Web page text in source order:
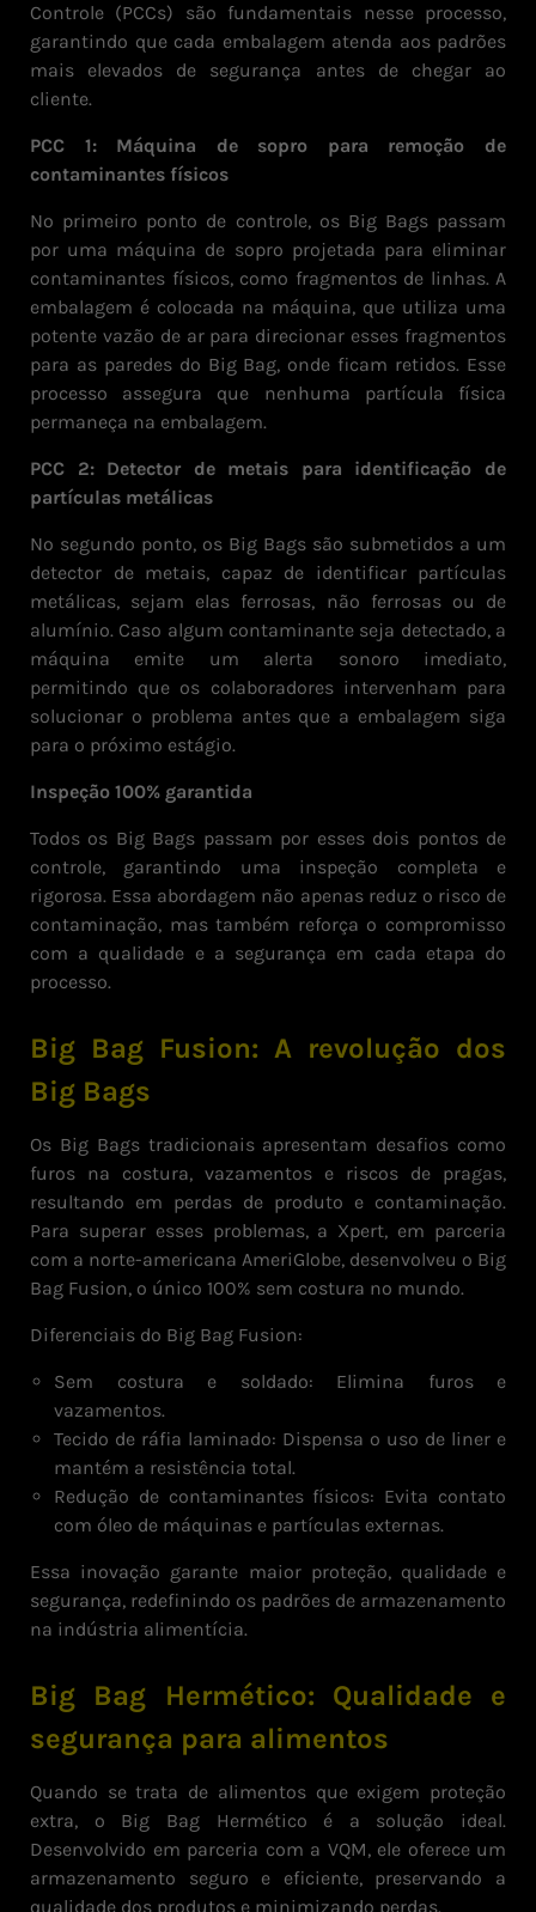
Controle (PCCs) são fundamentais nesse processo,
garantindo que cada embalagem atenda aos padrões
mais elevados de segurança antes de chegar ao
cliente.
PCC 1: Máquina de sopro para remoção de
contaminantes físicos
No primeiro ponto de controle, os Big Bags passam
por uma máquina de sopro projetada para eliminar
contaminantes físicos, como fragmentos de linhas. A
embalagem é colocada na máquina, que utiliza uma
potente vazão de ar para direcionar esses fragmentos
para as paredes do Big Bag, onde ficam retidos. Esse
processo assegura que nenhuma partícula física
permaneça na embalagem.
PCC 2: Detector de metais para identificação de
partículas metálicas
No segundo ponto, os Big Bags são submetidos a um
detector de metais, capaz de identificar partículas
metálicas, sejam elas ferrosas, não ferrosas ou de
alumínio. Caso algum contaminante seja detectado, a
máquina emite um alerta sonoro imediato,
permitindo que os colaboradores intervenham para
solucionar o problema antes que a embalagem siga
para o próximo estágio.
Inspeção 100% garantida
Todos os Big Bags passam por esses dois pontos de
controle, garantindo uma inspeção completa e
rigorosa. Essa abordagem não apenas reduz o risco de
contaminação, mas também reforça o compromisso
com a qualidade e a segurança em cada etapa do
processo.
Big Bag Fusion: A revolução dos
Big Bags
Os Big Bags tradicionais apresentam desafios como
furos na costura, vazamentos e riscos de pragas,
resultando em perdas de produto e contaminação.
Para superar esses problemas, a Xpert, em parceria
com a norte-americana AmeriGlobe, desenvolveu o Big
Bag Fusion, o único 100% sem costura no mundo.
Diferenciais do Big Bag Fusion:
Sem costura e soldado: Elimina furos e
vazamentos.
Tecido de ráfia laminado: Dispensa o uso de liner e
mantém a resistência total.
Redução de contaminantes físicos: Evita contato
com óleo de máquinas e partículas externas.
Essa inovação garante maior proteção, qualidade e
segurança, redefinindo os padrões de armazenamento
na indústria alimentícia.
Big Bag Hermético: Qualidade e
segurança para alimentos
Quando se trata de alimentos que exigem proteção
extra, o Big Bag Hermético é a solução ideal.
Desenvolvido em parceria com a VQM, ele oferece um
armazenamento seguro e eficiente, preservando a
qualidade dos produtos e minimizando perdas.